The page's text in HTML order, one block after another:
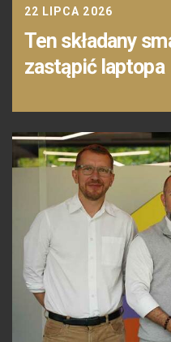
22 LIPCA 2026
Ten składany
zastąpić laptopa